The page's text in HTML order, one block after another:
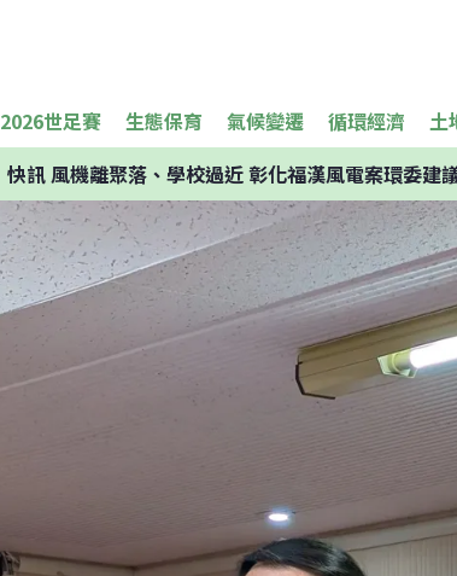
2026世足賽 生態保育 氣候變遷 循環經濟 土
快訊風機離聚落、學校過近 彰化福漢風電案環委建